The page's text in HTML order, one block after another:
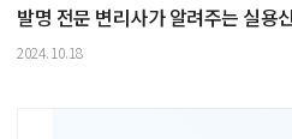
발명 전문 변리사가 알려주는 실용
2024.10.18